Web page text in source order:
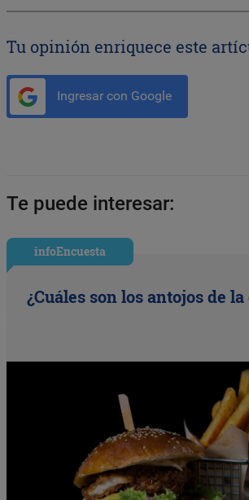
Tu opinión enriquece este
Ingresar con Google
Te puede interesar:
infoEncuesta
¿Cuáles son los antojos de